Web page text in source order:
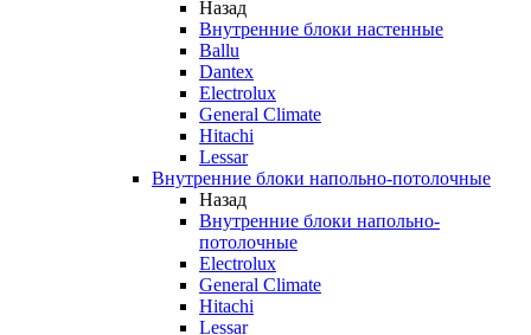
Назад
Внутренние блоки настенные
Ballu
Dantex
Electrolux
General Climate
Hitachi
Lessar
Внутренние блоки напольно-потолочные
Назад
Внутренние блоки напольно-
потолочные
Electrolux
General Climate
Hitachi
Lessar